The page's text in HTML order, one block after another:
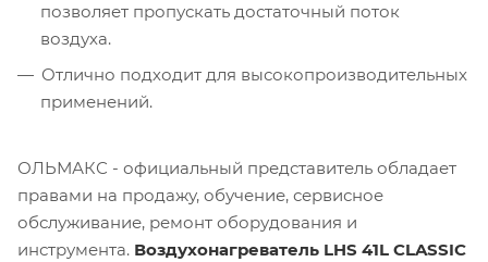
позволяет пропускать достаточный поток
воздуха.
Отлично подходит для высокопроизводительных
применений.
ОЛЬМАКС - официальный представитель обладает
правами на продажу, обучение, сервисное
обслуживание, ремонт оборудования и
инструмента. Воздухонагреватель LHS 41L CLASSIC